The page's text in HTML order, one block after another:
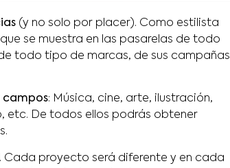
(y no solo por placer). Como estilista
se muestra en las pasarelas de todo
todo tipo de marcas, de sus campañas
campos: Música, cine, arte, ilustración,
etc. De todos ellos podrás obtener
. Cada proyecto será diferente y en cada